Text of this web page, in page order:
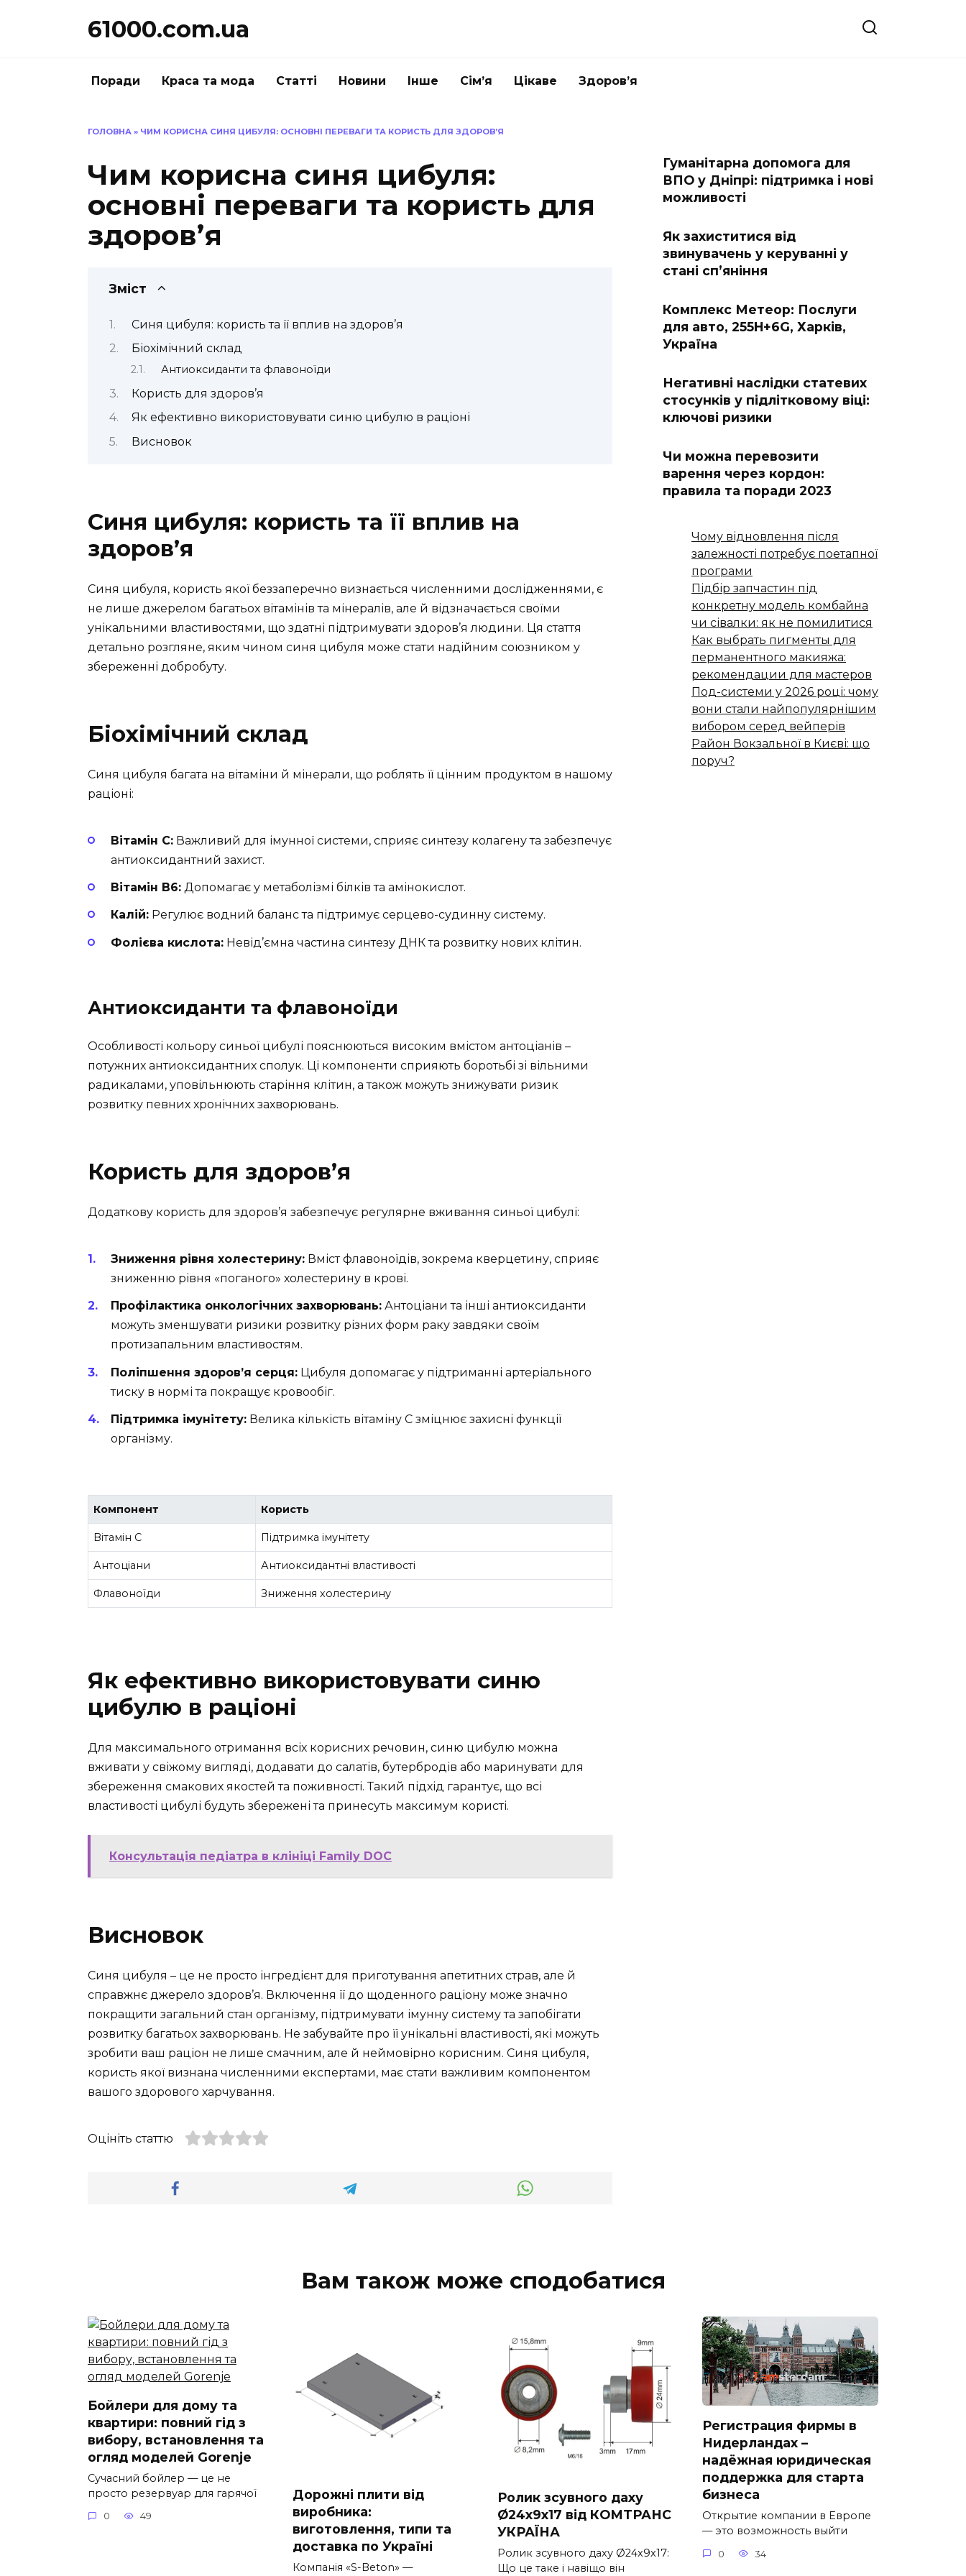
61000.com.ua
Поради Краса та мода Статті Новини Інше Сім’я Цікаве Здоров’я
ГОЛОВНА » ЧИМ КОРИСНА СИНЯ ЦИБУЛЯ: ОСНОВНІ ПЕРЕВАГИ ТА КОРИСТЬ ДЛЯ ЗДОРОВ’Я
Чим корисна синя цибуля:
основні переваги та користь для
здоров’я
Зміст
Синя цибуля: користь та її вплив на здоров’я
Біохімічний склад
Антиоксиданти та флавоноїди
Користь для здоров’я
Як ефективно використовувати синю цибулю в раціоні
Висновок
Синя цибуля: користь та її вплив на
здоров’я
Синя цибуля, користь якої беззаперечно визнається численними дослідженнями, є
не лише джерелом багатьох вітамінів та мінералів, але й відзначається своїми
унікальними властивостями, що здатні підтримувати здоров’я людини. Ця стаття
детально розгляне, яким чином синя цибуля може стати надійним союзником у
збереженні добробуту.
Біохімічний склад
Синя цибуля багата на вітаміни й мінерали, що роблять її цінним продуктом в нашому
раціоні:
Вітамін C: Важливий для імунної системи, сприяє синтезу колагену та забезпечує
антиоксидантний захист.
Вітамін B6: Допомагає у метаболізмі білків та амінокислот.
Калій: Регулює водний баланс та підтримує серцево-судинну систему.
Фолієва кислота: Невід’ємна частина синтезу ДНК та розвитку нових клітин.
Антиоксиданти та флавоноїди
Особливості кольору синьої цибулі пояснюються високим вмістом антоціанів –
потужних антиоксидантних сполук. Ці компоненти сприяють боротьбі зі вільними
радикалами, уповільнюють старіння клітин, а також можуть знижувати ризик
розвитку певних хронічних захворювань.
Користь для здоров’я
Додаткову користь для здоров’я забезпечує регулярне вживання синьої цибулі:
Зниження рівня холестерину: Вміст флавоноїдів, зокрема кверцетину, сприяє
зниженню рівня «поганого» холестерину в крові.
Профілактика онкологічних захворювань: Антоціани та інші антиоксиданти
можуть зменшувати ризики розвитку різних форм раку завдяки своїм
протизапальним властивостям.
Поліпшення здоров’я серця: Цибуля допомагає у підтриманні артеріального
тиску в нормі та покращує кровообіг.
Підтримка імунітету: Велика кількість вітаміну C зміцнює захисні функції
організму.
Компонент Користь
Вітамін C Підтримка імунітету
Антоціани Антиоксидантні властивості
Флавоноїди Зниження холестерину
Як ефективно використовувати синю
цибулю в раціоні
Для максимального отримання всіх корисних речовин, синю цибулю можна
вживати у свіжому вигляді, додавати до салатів, бутербродів або маринувати для
збереження смакових якостей та поживності. Такий підхід гарантує, що всі
властивості цибулі будуть збережені та принесуть максимум користі.
Консультація педіатра в клініці Family DOC
Висновок
Синя цибуля – це не просто інгредієнт для приготування апетитних страв, але й
справжнє джерело здоров’я. Включення її до щоденного раціону може значно
покращити загальний стан організму, підтримувати імунну систему та запобігати
розвитку багатьох захворювань. Не забувайте про її унікальні властивості, які можуть
зробити ваш раціон не лише смачним, але й неймовірно корисним. Синя цибуля,
користь якої визнана численними експертами, має стати важливим компонентом
вашого здорового харчування.
Оцініть статтю
Гуманітарна допомога для
ВПО у Дніпрі: підтримка і нові
можливості
Як захиститися від
звинувачень у керуванні у
стані сп’яніння
Комплекс Метеор: Послуги
для авто, 255H+6G, Харків,
Україна
Негативні наслідки статевих
стосунків у підлітковому віці:
ключові ризики
Чи можна перевозити
варення через кордон:
правила та поради 2023
Чому відновлення після
залежності потребує поетапної
програми
Підбір запчастин під
конкретну модель комбайна
чи сівалки: як не помилитися
Как выбрать пигменты для
перманентного макияжа:
рекомендации для мастеров
Под-системи у 2026 році: чому
вони стали найпопулярнішим
вибором серед вейперів
Район Вокзальної в Києві: що
поруч?
Вам також може сподобатися
Бойлери для дому та
квартири: повний гід з
вибору, встановлення та
огляд моделей Gorenje
Сучасний бойлер — це не
просто резервуар для гарячої
0 49
Дорожні плити від
виробника:
виготовлення, типи та
доставка по Україні
Компанія «S-Beton» —
Ролик зсувного даху
Ø24x9x17 від КОМТРАНС
УКРАЇНА
Ролик зсувного даху Ø24x9x17:
Що це таке і навіщо він
Регистрация фирмы в
Нидерландах –
надёжная юридическая
поддержка для старта
бизнеса
Открытие компании в Европе
— это возможность выйти
0 34